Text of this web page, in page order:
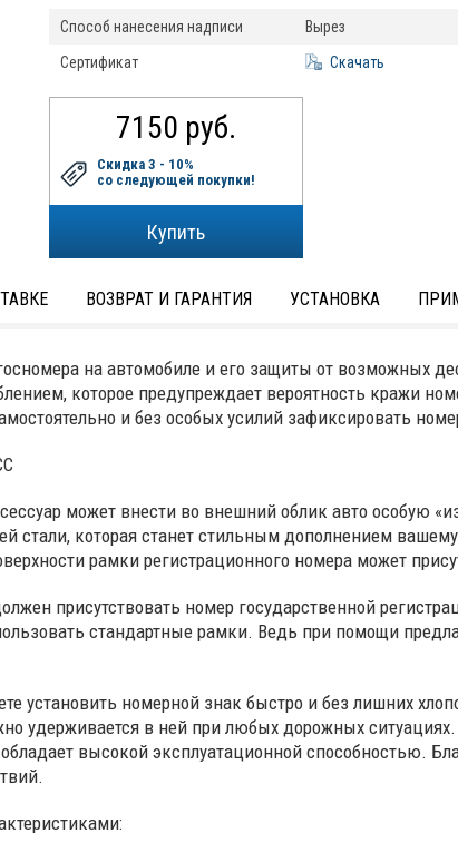
7150 руб.
Скидка 3 - 10%
со следующей покупки!
Способ нанесения надписи
Вырез
Сертификат
Скачать
ВОЗВРАТ И ГАРАНТИЯ УСТАНОВКА
на автомобиле и его защиты от возможных
которое предупреждает вероятность кражи
и без особых усилий зафиксировать
может внести во внешний облик авто особую
стали, которая станет стильным дополнением
рамки регистрационного номера может
присутствовать номер государственной
стандартные рамки. Ведь при помощи
номерной знак быстро и без лишних
удерживается в ней при любых дорожных
высокой эксплуатационной способностью.